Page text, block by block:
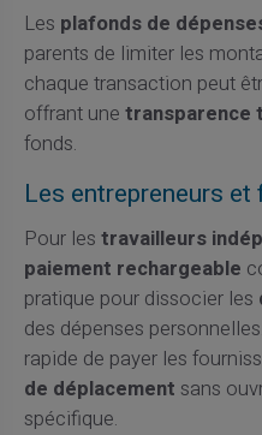
Les plafonds de
parents de limiter les
chaque transaction peut
offrant une transparence
fonds.
Les entrepreneurs
Pour les travailleurs
paiement rechargeable
pratique pour dissocier les
des dépenses
rapide de payer les
de déplacement sans
spécifique.